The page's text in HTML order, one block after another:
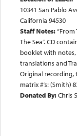
10341 San Pablo
California 94530
Staff Notes:“From
The Sea”. CD
booklet with
translations and
Original recording,
matrix #’s: (Smith)
Donated By:Chris